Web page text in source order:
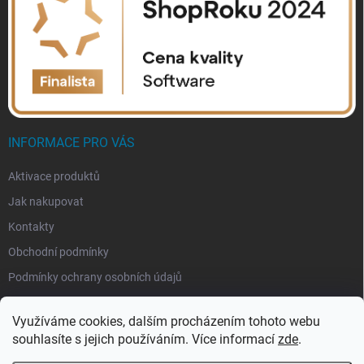
Využíváme cookies, dalším procházením tohoto webu
souhlasíte s jejich používáním. Více informací zde.
INFORMACE PRO VÁS
Aktivace produktů
Jak nakupovat
Kontakty
Obchodní podmínky
Podmínky ochrany osobních údajů